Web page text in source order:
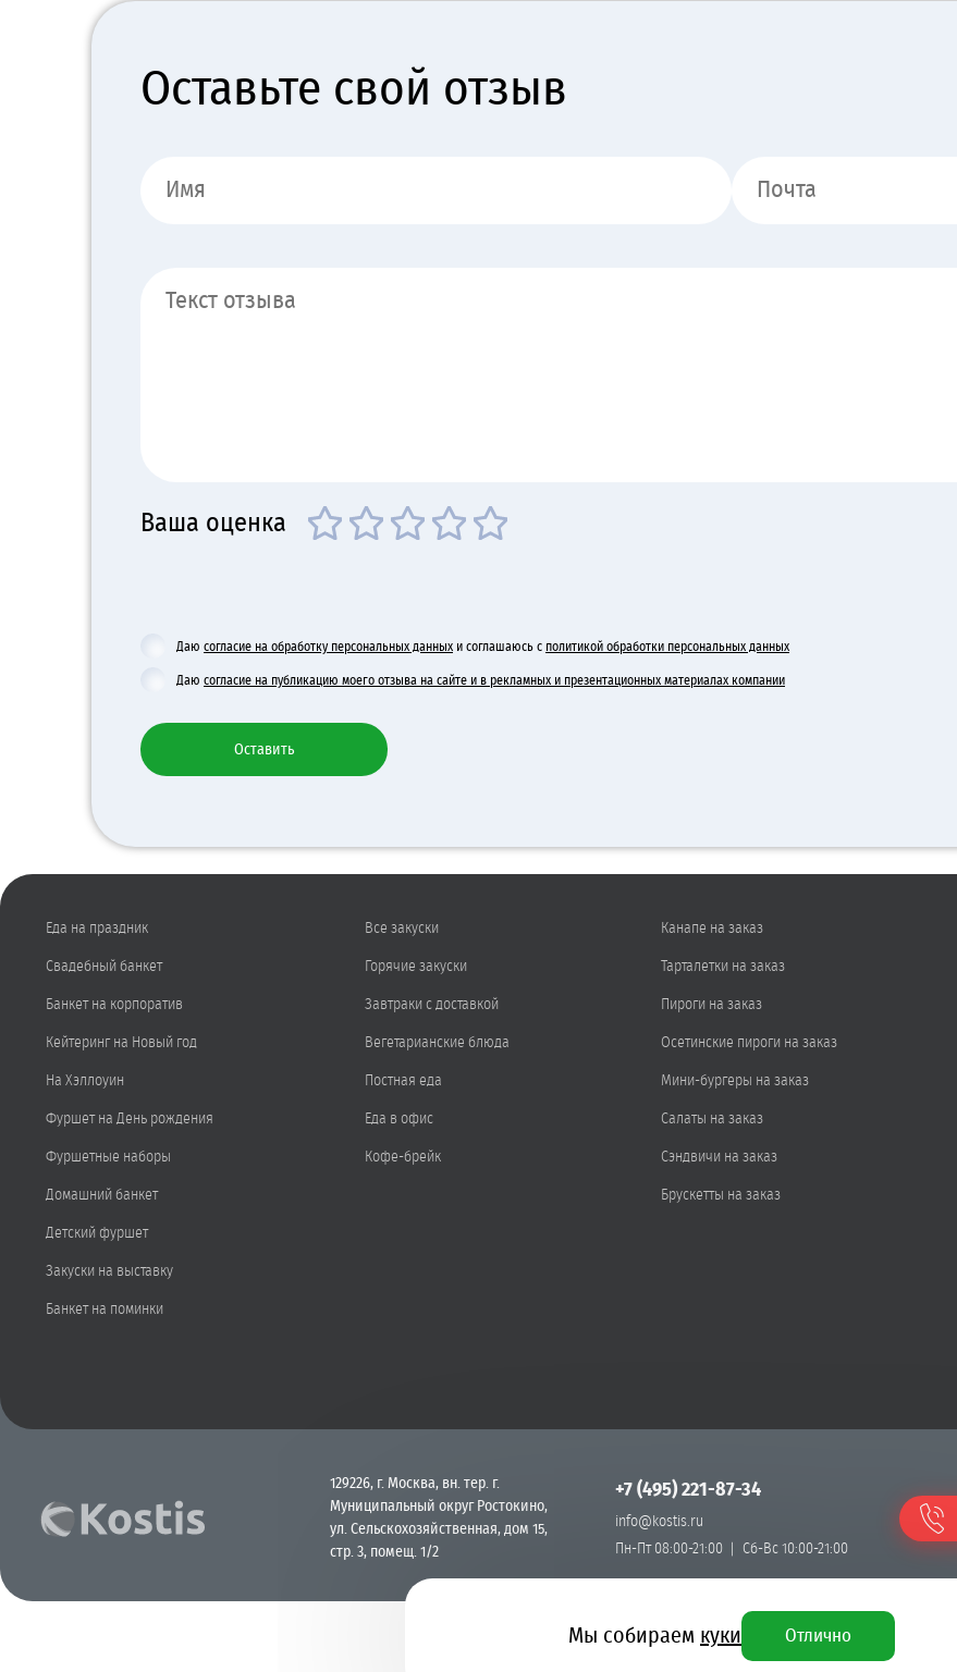
Оставьте свой отзыв
Ваша оценка
Даю согласие на обработку персональных данных и соглашаюсь с политикой обработки персональных данных
Даю согласие на публикацию моего отзыва на сайте и в рекламных и презентационных материалах компании
Оставить
Еда на праздник
Свадебный банкет
Банкет на корпоратив
Кейтеринг на Новый год
На Хэллоуин
Фуршет на День рождения
Фуршетные наборы
Домашний банкет
Детский фуршет
Закуски на выставку
Банкет на поминки
Все закуски
Горячие закуски
Завтраки с доставкой
Вегетарианские блюда
Постная еда
Еда в офис
Кофе-брейк
Канапе на заказ
Тарталетки на заказ
Пироги на заказ
Осетинские пироги на заказ
Мини-бургеры на заказ
Салаты на заказ
Сэндвичи на заказ
Брускетты на заказ
129226, г. Москва, вн. тер. г.
Муниципальный округ Ростокино,
ул. Сельскохозяйственная, дом 15,
стр. 3, помещ. 1/2
+7 (495) 221-87-34
info@kostis.ru
Пн-Пт 08:00-21:00
Сб-Вс 10:00-21:00
Мы собираем куки Отлично